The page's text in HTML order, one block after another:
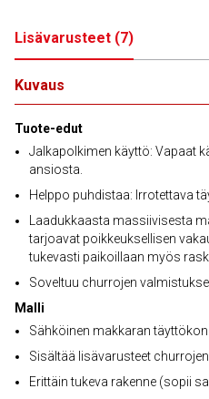
Lisävarusteet (7)
Kuvaus
Tuote-edut
Jalkapolkimen käyttö: Vapaat
ansiosta.
Helppo puhdistaa: Irrotettava
Laadukkaasta massiivisesta
tarjoavat poikkeuksellisen
tukevasti paikoillaan myös
Soveltuu churrojen
Malli
Sähköinen makkaran
Sisältää lisävarusteet
Erittäin tukeva rakenne (sopii